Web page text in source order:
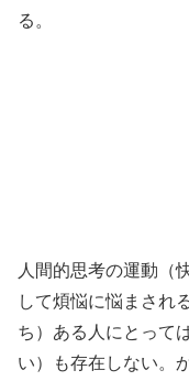
る。
人間的思考の運動（
して煩悩に悩まされ
ち）ある人にとって
い）も存在しない。